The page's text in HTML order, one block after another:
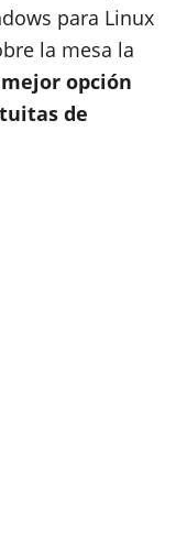
para Linux
la mesa la
opción
de